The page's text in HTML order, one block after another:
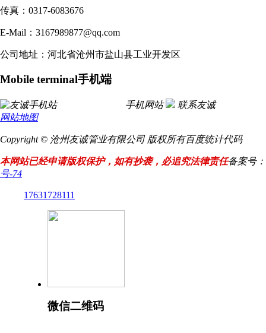
传真：0317-6083676
E-Mail：3167989877@qq.com
公司地址：河北省沧州市盐山县工业开发区
Mobile terminal手机端
手机网站
联系友诚
网站地图
Copyright © 沧州友诚管业有限公司 版权所有百度统计代码
本网站已经申请版权保护，如有抄袭，必追究法律责任备案号：
号-74
17631728111
微信二维码